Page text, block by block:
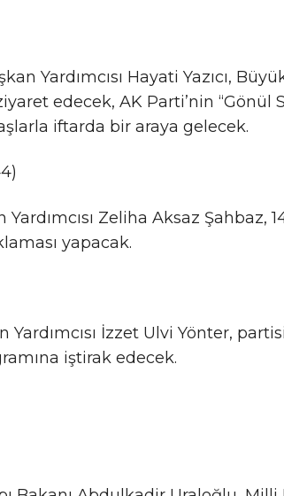
Yardımcısı Hayati Yazıcı,
edecek, AK Parti’nin “Gönül
iftarda bir araya gelecek.
Zeliha Aksaz Şahbaz,
yapacak.
Yardımcısı İzzet Ulvi Yönter,
iştirak edecek.